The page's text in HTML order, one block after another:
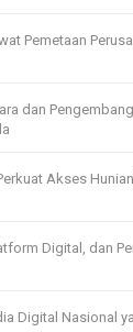
Pemetaan
dan
Akses
Digital, dan
Digital Nasional